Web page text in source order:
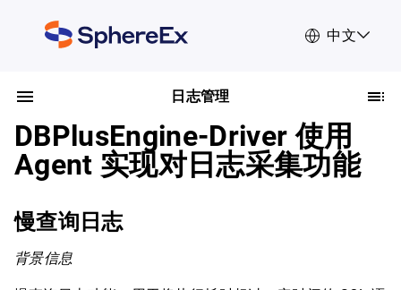
中文
日志管理
DBPlusEngine-Driver 使用
Agent 实现对日志采集功能
慢查询日志
背景信息